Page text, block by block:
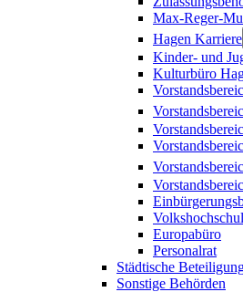
Max-Reger-
Hagen Karriere
Kinder- und
Kulturbüro
Europabüro
Personalrat
Städtische
Sonstige Behörden